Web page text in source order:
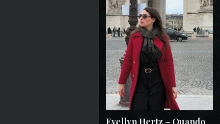
Evellyn Hertz – Quando